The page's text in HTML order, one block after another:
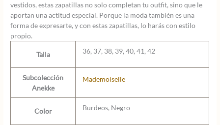
vestidos, estas zapatillas no solo completan tu outfit, sino que le
aportan una actitud especial. Porque la moda también es una
forma de expresarte, y con estas zapatillas, lo harás con estilo
propio.
Talla 36, 37, 38, 39, 40, 41, 42
Subcolección
Anekke
Mademoiselle
Color Burdeos, Negro